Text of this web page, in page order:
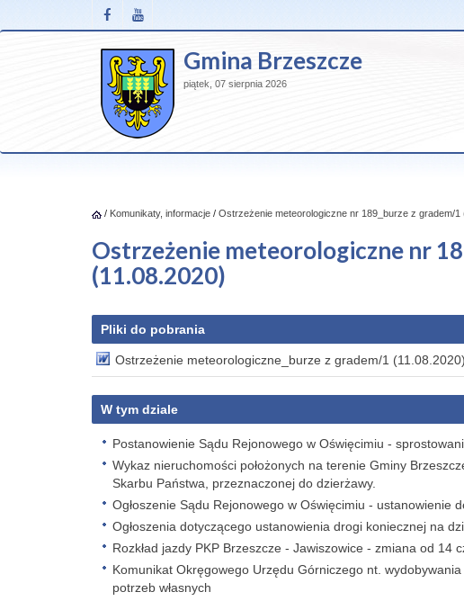
Gmina Brzeszcze
piątek, 07 sierpnia 2026
/ Komunikaty, informacje / Ostrzeżenie meteorologiczne nr 189_burze z gradem/1
Ostrzeżenie meteorologiczne nr
(11.08.2020)
Pliki do pobrania
Ostrzeżenie meteorologiczne_burze z gradem/1 (11.08.2020)
W tym dziale
Postanowienie Sądu Rejonowego w Oświęcimiu -
Wykaz nieruchomości położonych na terenie Gminy
Skarbu Państwa, przeznaczonej do dzierżawy.
Ogłoszenie Sądu Rejonowego w Oświęcimiu - ustanowienie
Ogłoszenia dotyczącego ustanowienia drogi koniecznej na
Rozkład jazdy PKP Brzeszcze - Jawiszowice - zmiana od 14
Komunikat Okręgowego Urzędu Górniczego nt.
potrzeb własnych